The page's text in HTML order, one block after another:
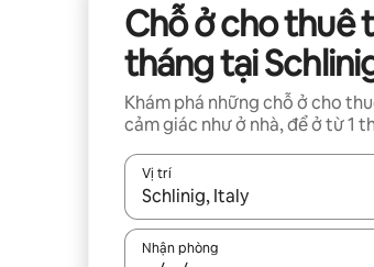
Chỗ ở cho thuê
tháng tại
Khám phá những chỗ ở cho
cảm giác như ở nhà, để ở từ 1
Vị trí
Khi có kết quả, hãy điều hướng
Nhận phòng